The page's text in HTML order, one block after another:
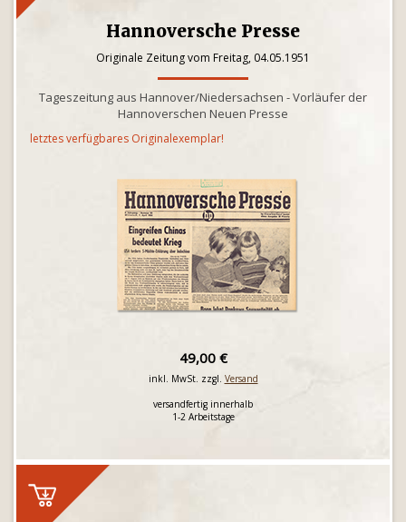
Hannoversche Presse
Originale Zeitung vom Freitag, 04.05.1951
Tageszeitung aus Hannover/Niedersachsen - Vorläufer der
Hannoverschen Neuen Presse
letztes verfügbares Originalexemplar!
49,00 €
inkl. MwSt. zzgl. Versand
versandfertig innerhalb
1-2 Arbeitstage